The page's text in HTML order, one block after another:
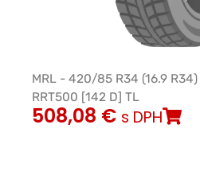
MRL - 420/85 R34 (16.9 R34)
RRT500 [142 D] TL
508,08 € s DPH